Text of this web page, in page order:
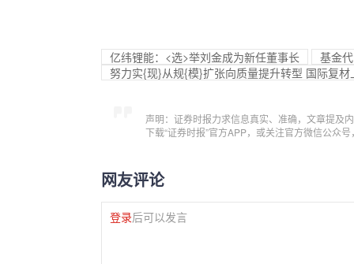
亿纬锂能：<选>举刘金成为新任董事长
基金
努力实{现}从规{模}扩张向质量提升转型 国际复
声明：证券时报力求信息真实、准确，文章提及
下载“证券时报”官方APP，或关注官方微信公众
网友评论
登录后可以发言